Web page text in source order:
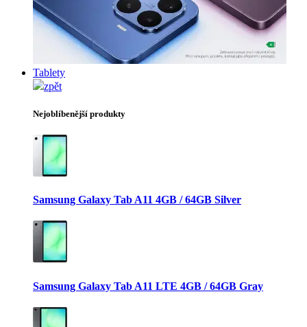
Tablety
zpět
Nejoblíbenější produkty
Samsung Galaxy Tab A11 4GB / 64GB Silver
Samsung Galaxy Tab A11 LTE 4GB / 64GB Gray